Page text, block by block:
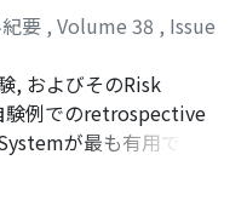
要 , Volume 38 , Issue
;佐々木, 美晴;
;Takenawa, Jun;
, およびそのRisk
験例でのretrospective
が最も有用である.
体短腕の増幅等, 新た